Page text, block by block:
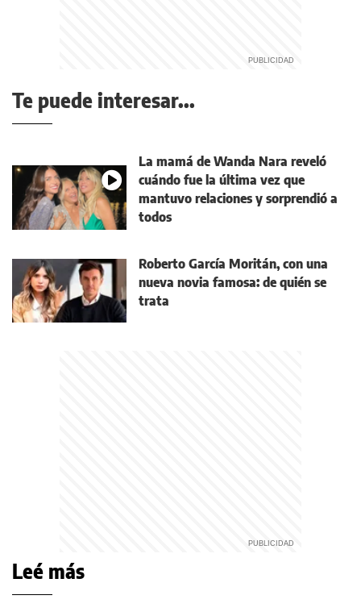
Te puede interesar...
La mamá de Wanda Nara reveló
cuándo fue la última vez que
mantuvo relaciones y sorprendió a
todos
Roberto García Moritán, con una
nueva novia famosa: de quién se
trata
Leé más